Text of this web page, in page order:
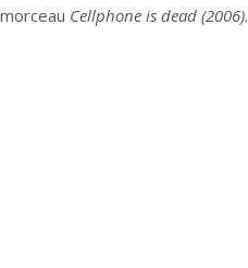
morceau Cellphone is dead (2006).